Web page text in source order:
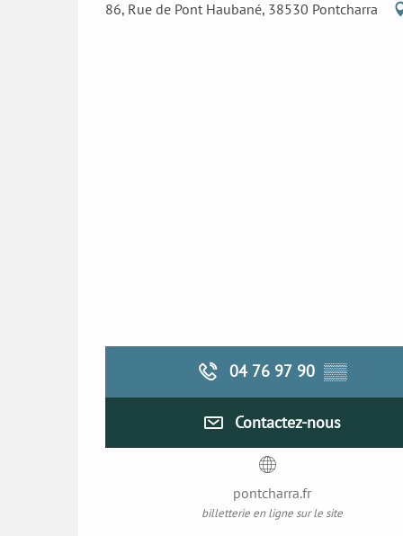
86, Rue de Pont Haubané, 38530 Pontcharra
04 76 97 90 ▒▒
Contactez-nous
pontcharra.fr
billetterie en ligne sur le site